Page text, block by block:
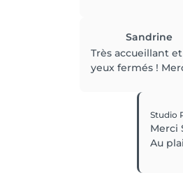
Sandrine
Très accueillant
yeux fermés !
Studio
Merci